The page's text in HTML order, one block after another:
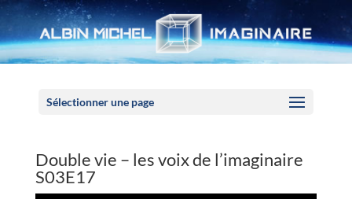
Sélectionner une page
Double vie – les voix de l’imaginaire
S03E17
Panneau de gestion des cookies